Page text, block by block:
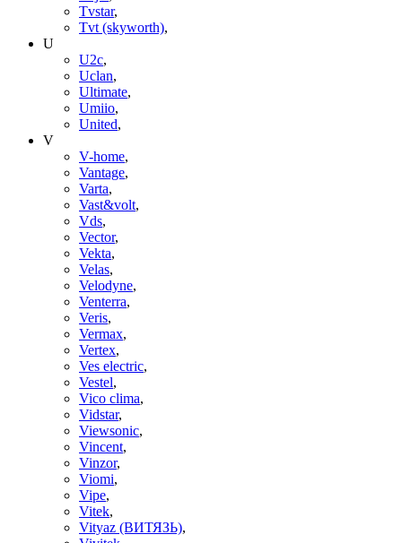
Tvstar,
Tvt (skyworth),
U
U2c,
Uclan,
Ultimate,
Umiio,
United,
V
V-home,
Vantage,
Varta,
Vast&volt,
Vds,
Vector,
Vekta,
Velas,
Velodyne,
Venterra,
Veris,
Vermax,
Vertex,
Ves electric,
Vestel,
Vico clima,
Vidstar,
Viewsonic,
Vincent,
Vinzor,
Viomi,
Vipe,
Vitek,
Vityaz (ВИТЯЗЬ),